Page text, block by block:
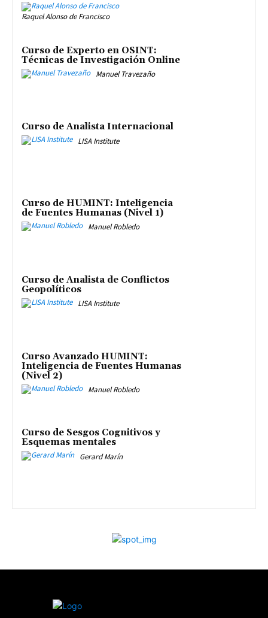
Raquel Alonso de Francisco
Curso de Experto en OSINT:
Técnicas de Investigación Online
Manuel Travezaño
Curso de Analista Internacional
LISA Institute
Curso de HUMINT: Inteligencia
de Fuentes Humanas (Nivel 1)
Manuel Robledo
Curso de Analista de Conflictos
Geopolíticos
LISA Institute
Curso Avanzado HUMINT:
Inteligencia de Fuentes Humanas
(Nivel 2)
Manuel Robledo
Curso de Sesgos Cognitivos y
Esquemas mentales
Gerard Marín